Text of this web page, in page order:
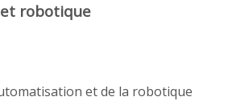
robotique
et de la robotique